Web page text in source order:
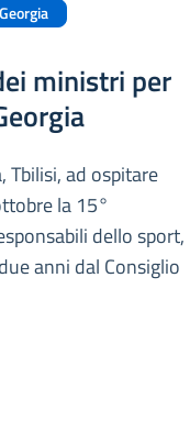
Georgia
ministri per
Tbilisi, ad ospitare
la 15°
dello sport,
anni dal Consiglio